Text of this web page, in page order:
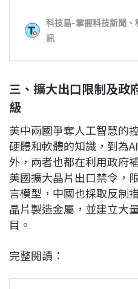
三、擴大出口限制及
級
美中兩國爭奪人工智慧的
硬體和軟體的知識，到為
外，兩者也都在利用政府
美國擴大晶片出口禁令，
言模型，中國也採取反制
晶片製造金屬，並建立大
目。
完整閱讀：